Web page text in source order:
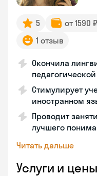
5 от 1590
1 отзыв
Окончила
Стимулирует
иностранном
Проводит
лучшего
Читать дальше
Услуги и цены